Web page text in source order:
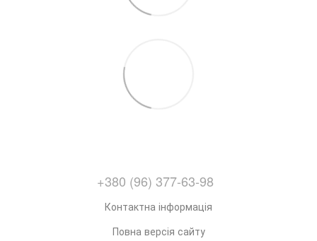
+380 (96) 377-63-98
Контактна інформація
Повна версія сайту